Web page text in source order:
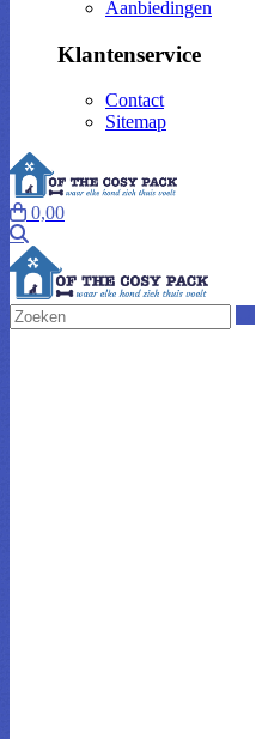
Aanbiedingen
Klantenservice
Contact
Sitemap
0,00